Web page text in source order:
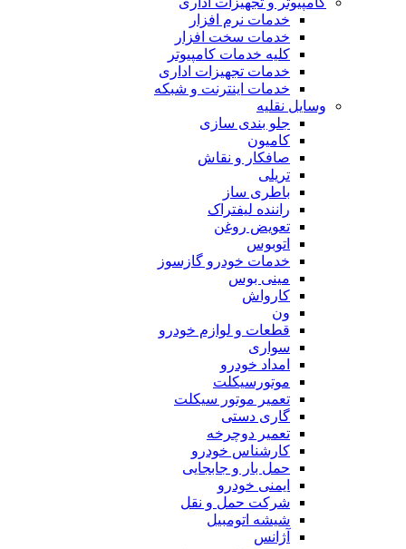
خدمات نرم افزار
خدمات سخت افزار
کلیه خدمات کامپیوتر
خدمات تجهیزات اداری
خدمات اینترنت و شبکه
وسایل نقلیه
جلو بندی سازی
کامیون
صافکار و نقاش
تریلی
باطری ساز
راننده لیفتراک
تعویض روغن
اتوبوس
خدمات خودرو گازسوز
مینی بوس
کارواش
ون
قطعات و لوازم خودرو
سواری
امداد خودرو
موتورسیکلت
تعمیر موتور سیکلت
گاری دستی
تعمیر دوچرخه
کارشناس خودرو
حمل بار و جابجایی
ایمنی خودرو
شرکت حمل و نقل
شیشه اتومبیل
آژانس